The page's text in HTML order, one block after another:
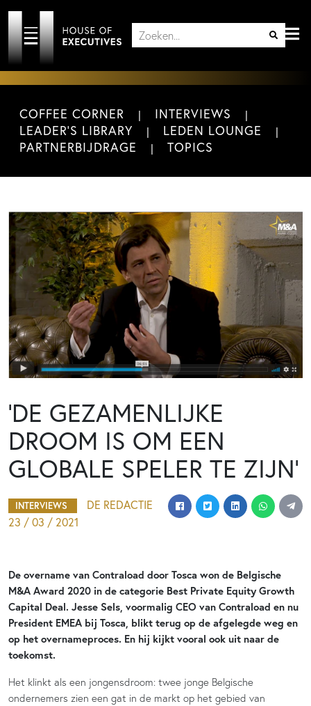
COFFEE CORNER
INTERVIEWS
LEADER'S LIBRARY
LEDEN LOUNGE
PARTNERBIJDRAGE
TOPICS
‘DE GEZAMENLIJKE
DROOM IS OM EEN
GLOBALE SPELER TE ZIJN’
INTERVIEWS
DE REDACTIE
23 / 03 / 2021
De overname van Contraload door Tosca won de Belgische
M&A Award 2020 in de categorie Best Private Equity Growth
Capital Deal. Jesse Sels, voormalig CEO van Contraload en nu
President EMEA bij Tosca, blikt terug op de afgelegde weg en
op het overnameproces. En hij kijkt vooral ook uit naar de
toekomst.
Het klinkt als een jongensdroom: twee jonge Belgische
ondernemers zien een gat in de markt op het gebied van